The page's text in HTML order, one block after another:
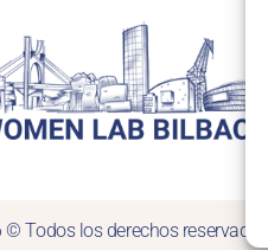
© Todos los derechos reservados